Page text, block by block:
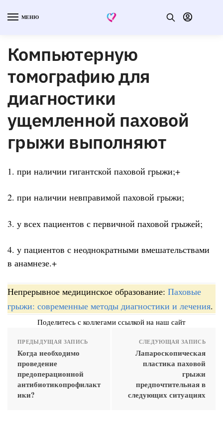
МЕНЮ
Компьютерную
томографию для
диагностики
ущемленной паховой
грыжи выполняют
1. при наличии гигантской паховой грыжи;+
2. при наличии невправимой паховой грыжи;
3. у всех пациентов с первичной паховой грыжей;
4. у пациентов с неоднократными вмешательствами
в анамнезе.+
Непрерывное медицинское образование: Паховые
грыжи: современные методы диагностики и лечения.
Поделитесь с коллегами ссылкой на наш сайт
ПРЕДЫДУЩАЯ ЗАПИСЬ
Когда необходимо
проведение
предоперационной
антибиотикопрофилакт
ики?
СЛЕДУЮЩАЯ ЗАПИСЬ
Лапароскопическая
пластика паховой
грыжи
предпочтительная в
следующих ситуациях